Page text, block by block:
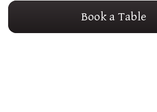
Book a Table